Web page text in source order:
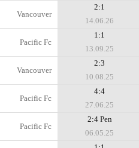
Vancouver
2:1
14.06.26
Pacific Fc
1:1
13.09.25
Vancouver
2:3
10.08.25
Pacific Fc
4:4
27.06.25
Pacific Fc
2:4 Pen
06.05.25